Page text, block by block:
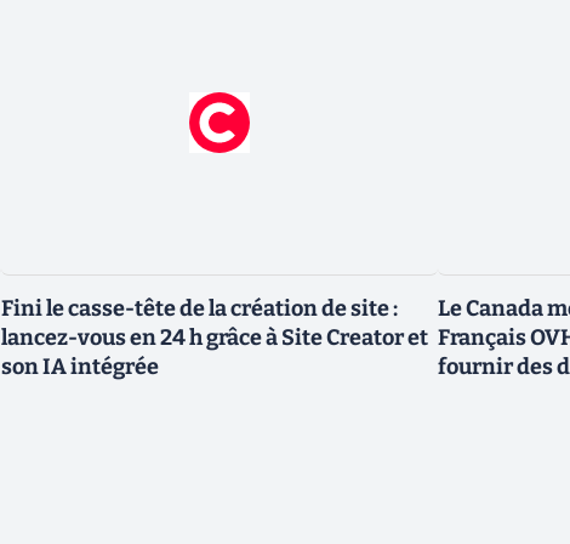
Fini le casse-tête de la création de site :
lancez-vous en 24 h grâce à Site Creator et
son IA intégrée
Le Canada
Français
fournir des